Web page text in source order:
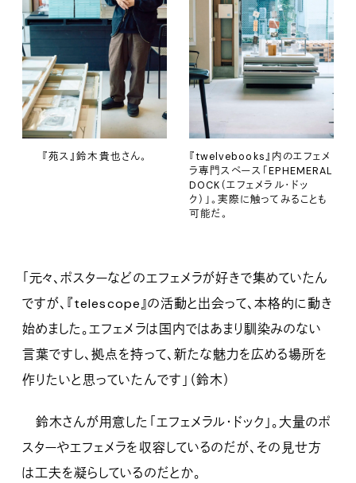
『苑ス』鈴木貴也さん。
『twelvebooks』内のエフェメ
ラ専門スペース「EPHEMERAL
DOCK（エフェメラル・ドッ
ク）」。実際に触ってみることも
可能だ。
「元々、ポスターなどのエフェメラが好きで集めていたん
ですが、『telescope』の活動と出会って、本格的に動き
始めました。エフェメラは国内ではあまり馴染みのない
言葉ですし、拠点を持って、新たな魅力を広める場所を
作りたいと思っていたんです」（鈴木）
鈴木さんが用意した「エフェメラル・ドック」。大量のポ
スターやエフェメラを収容しているのだが、その見せ方
は工夫を凝らしているのだとか。